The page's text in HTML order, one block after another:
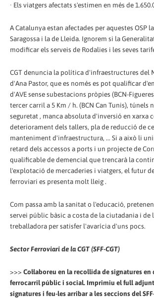
· Els viatgers afectats s'estimen en més de
A Catalunya estan afectades per aquestes OSP
Saragossa i la de Lleida. Ignorem si la
modificar els serveis de Rodalies i les seves
CGT denuncia la política d'infraestructures del
d'Ana Pastor, que es només es pot qualificar
d'AVE sense subestacions pròpies (BCN-
tercer carril a 5 Km / h. (BCN Can Tunis), túnels
seguretat , manca absoluta d'inversió en xarxa
deteriorament dels tallers, pla de reducció de
manteniment d'infraestructura, ... Si a això li
retard dels accessos a ports i un projecte de
qualificable de demencial que trencarà la
l'explotació de mercaderies i viatgers, el futur
ferroviari es presenta molt lleig .
Com passa amb la sanitat o l'educació,
servei públic bàsic a costa de la ciutadania i de
treballadora per satisfer l'avarícia d'uns pocs.
Sector Ferroviari de la CGT (SFF-CGT)
>>> Col·laboreu en la recollida de signatures en
ferrocarril públic i social. Imprimiu el full
signatures i feu-les arribar a les seccions del